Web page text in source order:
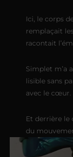
Ici, le corps
remplaçait
racontait
Simplet m’a
lisible sans
avec le cœur.
Et derrière le
du